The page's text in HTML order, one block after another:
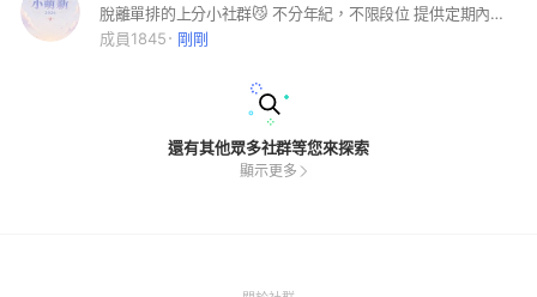
脫離單排的上分小社群😼 不分年紀，不限段位 提供定期內戰切磋😇 歡迎喜歡聊天❤️ 喜歡揪團🩷 懂得互相尊重的朋友加入🫡 申請加入時✨️ 1，請到記事本詳讀社群規範 2，請勿使用系統提供的頭貼 請遵守群規 🚫色情🚫廣告🚫工作室 🚫氣氛隊友🚫優越感過重 認同再申請，否則請離開 2025，7，23創立 前身，傳說對決小伙伴🐱 傳說對決小日常🍮
成員1845
剛剛
還有其他眾多社群等您來探索
顯示更多